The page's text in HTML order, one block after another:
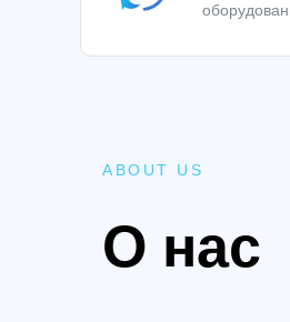
ABOUT US
О нас